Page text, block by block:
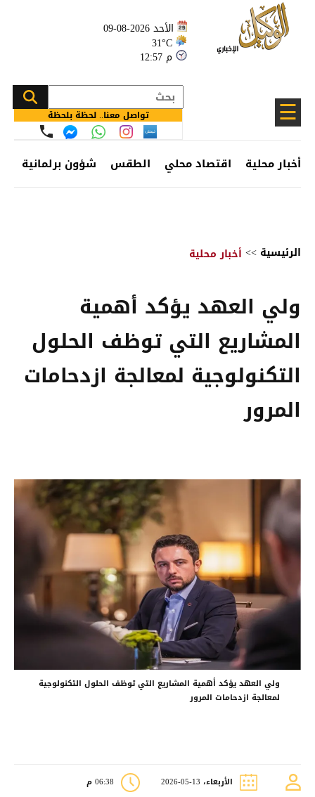
الأحد 2026-08-09
31°C
12:57 م
☰ تواصل معنا.. لحظة بلحظة
أخبار محلية اقتصاد محلي الطقس شؤون برلمانية
الرئيسية >> أخبار محلية
ولي العهد يؤكد أهمية
المشاريع التي توظف الحلول
التكنولوجية لمعالجة ازدحامات
المرور
ولي العهد يؤكد أهمية المشاريع التي توظف الحلول التكنولوجية
لمعالجة ازدحامات المرور
الأربعاء، 13-05-2026 06:38 م